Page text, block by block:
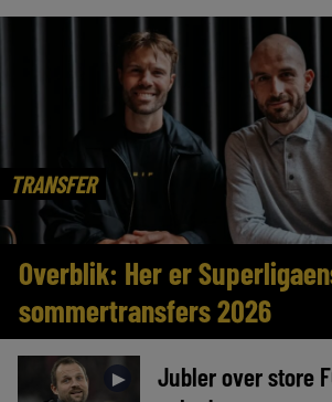
TRANSFER
Overblik: Her er
sommertransfers 2026
►
Jubler over store